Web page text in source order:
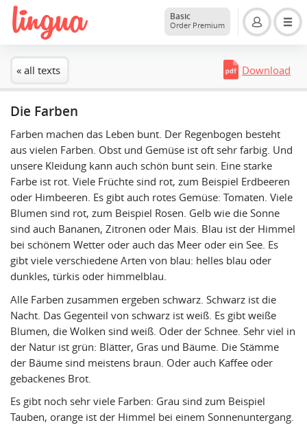
Basic
Order Premium
« all texts Download
Die Farben
Farben machen das Leben bunt. Der Regenbogen besteht
aus vielen Farben. Obst und Gemüse ist oft sehr farbig. Und
unsere Kleidung kann auch schön bunt sein. Eine starke
Farbe ist rot. Viele Früchte sind rot, zum Beispiel Erdbeeren
oder Himbeeren. Es gibt auch rotes Gemüse: Tomaten. Viele
Blumen sind rot, zum Beispiel Rosen. Gelb wie die Sonne
sind auch Bananen, Zitronen oder Mais. Blau ist der Himmel
bei schönem Wetter oder auch das Meer oder ein See. Es
gibt viele verschiedene Arten von blau: helles blau oder
dunkles, türkis oder himmelblau.
Alle Farben zusammen ergeben schwarz. Schwarz ist die
Nacht. Das Gegenteil von schwarz ist weiß. Es gibt weiße
Blumen, die Wolken sind weiß. Oder der Schnee. Sehr viel in
der Natur ist grün: Blätter, Gras und Bäume. Die Stämme
der Bäume sind meistens braun. Oder auch Kaffee oder
gebackenes Brot.
Es gibt noch sehr viele Farben: Grau sind zum Beispiel
Tauben, orange ist der Himmel bei einem Sonnenuntergang.